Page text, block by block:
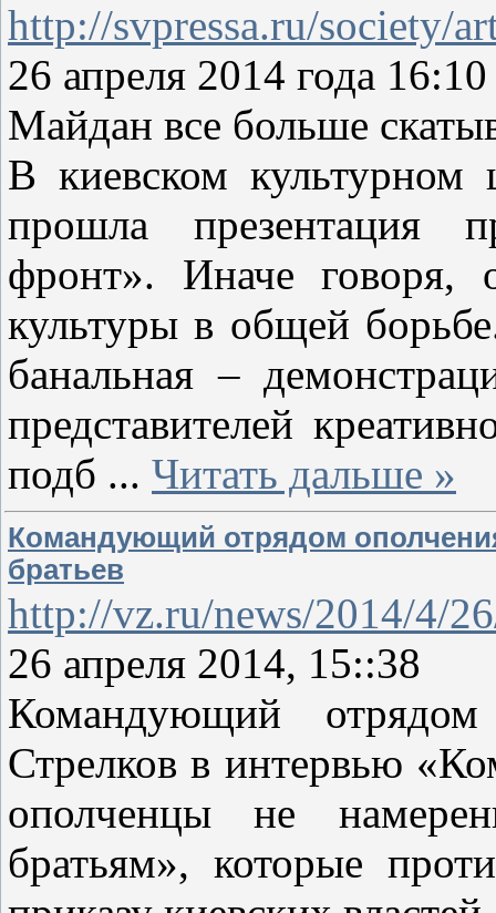
http://svpressa.ru/society/
26 апреля 2014 года
Майдан все больше
В киевском
прошла презентация
фронт». Иначе говоря,
культуры в общей
банальная –
представителей
подб ... Читать дальше »
Командующий отрядом
братьев
http://vz.ru/news/2014/4/
26 апреля 2014, 15::38
Командующий
Стрелков в интервью
ополченцы не
братьям», которые